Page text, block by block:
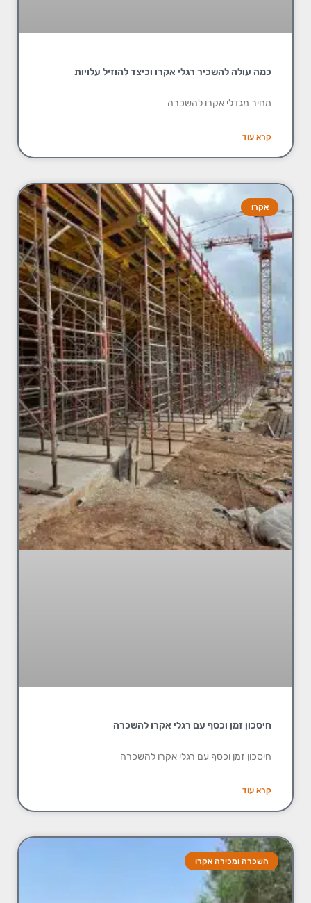
כמה עולה להשכיר רגלי אקרו וכיצד להוזיל עלויות
מחיר מגדלי אקרו להשכרה
קרא עוד
אקרו
חיסכון זמן וכסף עם רגלי אקרו להשכרה
חיסכון זמן וכסף עם רגלי אקרו להשכרה
קרא עוד
השכרה ומכירה אקרו